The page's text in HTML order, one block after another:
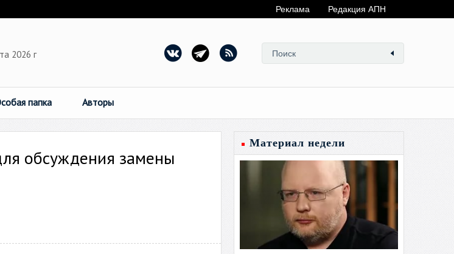
Реклама Редакция АПН
2026 г
папка Авторы
обсуждения замены
Материал недели